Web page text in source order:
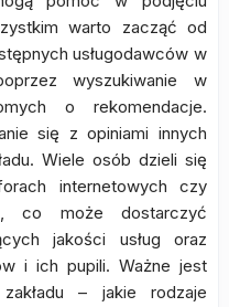
warto zacząć od
usługodawców w
wyszukiwanie w
o rekomendacje.
się z opiniami innych
Wiele osób dzieli się
internetowych czy
co może dostarczyć
jakości usług oraz
i ich pupili. Ważne jest
– jakie rodzaje